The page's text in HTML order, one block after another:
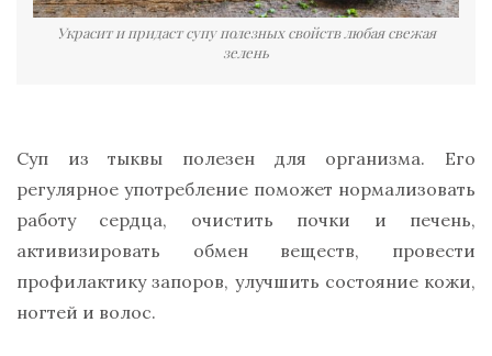
Украсит и придаст супу полезных свойств любая свежая
зелень
Суп из тыквы полезен для организма. Его
регулярное употребление поможет нормализовать
работу сердца, очистить почки и печень,
активизировать обмен веществ, провести
профилактику запоров, улучшить состояние кожи,
ногтей и волос.